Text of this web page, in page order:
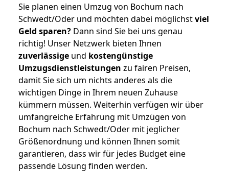
Sie planen einen Umzug von Bochum nach
Schwedt/Oder und möchten dabei möglichstviel
Geld sparen? Dann sind Sie bei uns genau
richtig! Unser Netzwerk bieten Ihnen
zuverlässige und kostengünstige
Umzugsdienstleistungen zu fairen Preisen,
damit Sie sich um nichts anderes als die
wichtigen Dinge in Ihrem neuen Zuhause
kümmern müssen. Weiterhin verfügen wir über
umfangreiche Erfahrung mit Umzügen von
Bochum nach Schwedt/Oder mit jeglicher
Größenordnung und können Ihnen somit
garantieren, dass wir für jedes Budget eine
passende Lösung finden werden.